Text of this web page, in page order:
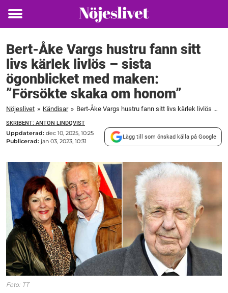
Toggle
Bert-Åke Vargs hustru fann sitt
livs kärlek livlös – sista
ögonblicket med maken:
”Försökte skaka om honom”
Nöjeslivet » Kändisar » Bert-Åke Vargs hustru fann sitt livs kärlek livlös – sista ögonblicket med maken: ”Försökte skaka om honom”
SKRIBENT: ANTON LINDQVIST
Uppdaterad: dec 10, 2025, 10:25
Publicerad: jan 03, 2023, 10:31
Lägg till som önskad källa på Google
Foto: TT